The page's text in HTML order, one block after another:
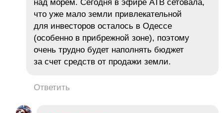
над морем. Сегодня в эфире АТВ сетовала,
что уже мало земли привлекательной
для инвесторов осталось в Одессе
(особенно в прибрежной зоне), поэтому
очень трудно будет наполнять бюджет
за счет средств от продажи земли.
Ответить